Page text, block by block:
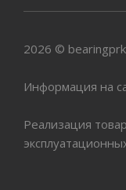
2026 ©
Информация на
Реализация